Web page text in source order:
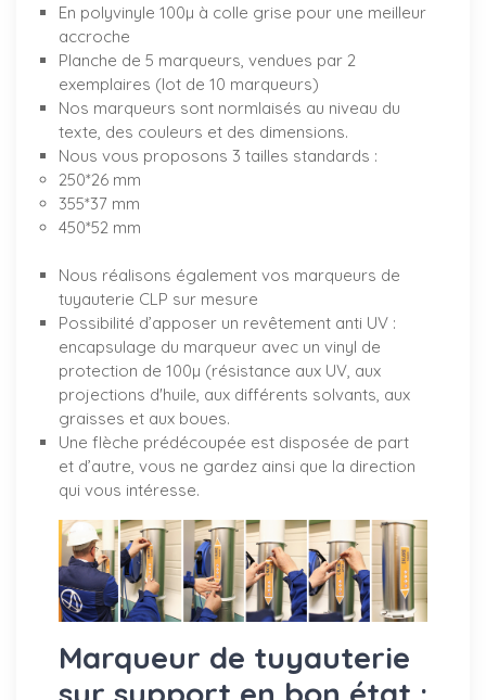
En polyvinyle 100µ à colle grise pour une meilleur
accroche
Planche de 5 marqueurs, vendues par 2
exemplaires (lot de 10 marqueurs)
Nos marqueurs sont normlaisés au niveau du
texte, des couleurs et des dimensions.
Nous vous proposons 3 tailles standards :
250*26 mm
355*37 mm
450*52 mm
Nous réalisons également vos marqueurs de
tuyauterie CLP sur mesure
Possibilité d’apposer un revêtement anti UV :
encapsulage du marqueur avec un vinyl de
protection de 100µ (résistance aux UV, aux
projections d'huile, aux différents solvants, aux
graisses et aux boues.
Une flèche prédécoupée est disposée de part
et d’autre, vous ne gardez ainsi que la direction
qui vous intéresse.
Marqueur de tuyauterie